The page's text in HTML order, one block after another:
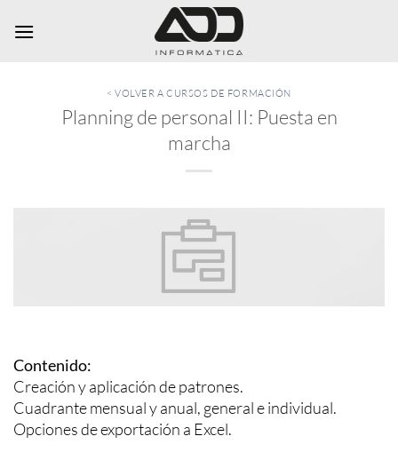
< VOLVER A CURSOS DE FORMACIÓN
Planning de personal II: Puesta en
marcha
Contenido:
Creación y aplicación de patrones.
Cuadrante mensual y anual, general e individual.
Opciones de exportación a Excel.